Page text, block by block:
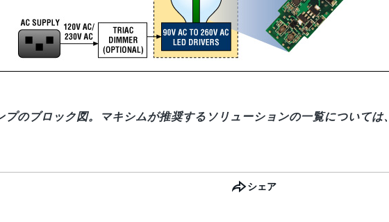
のブロック図。マキシムが推奨するソリューションの一覧については、
シェア